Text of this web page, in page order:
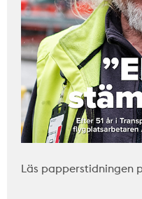
Läs papperstidningen